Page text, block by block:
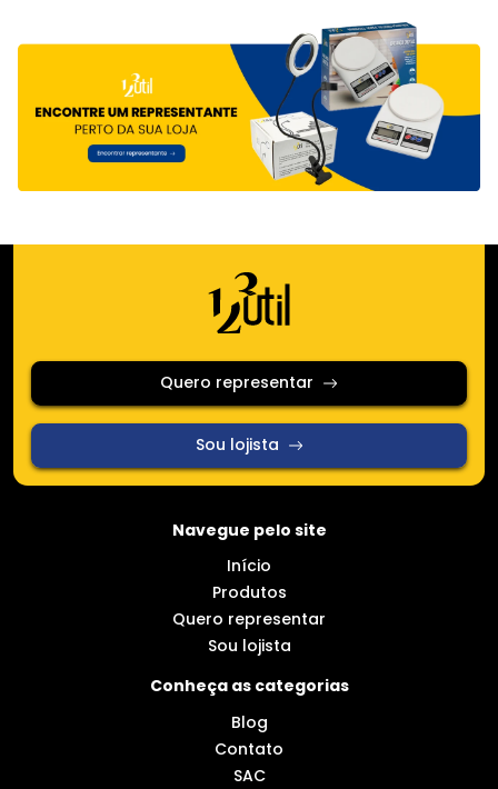
Quero representar
Sou lojista
Navegue pelo site
Início
Produtos
Quero representar
Sou lojista
Conheça as categorias
Blog
Contato
SAC